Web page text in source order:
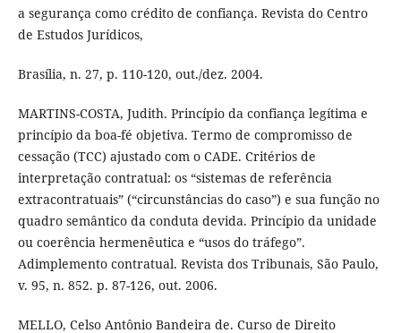
a segurança como crédito de confiança. Revista do Centro
de Estudos Jurídicos,
Brasília, n. 27, p. 110-120, out./dez. 2004.
MARTINS-COSTA, Judith. Princípio da confiança legítima e
princípio da boa-fé objetiva. Termo de compromisso de
cessação (TCC) ajustado com o CADE. Critérios de
interpretação contratual: os “sistemas de referência
extracontratuais” (“circunstâncias do caso”) e sua função no
quadro semântico da conduta devida. Princípio da unidade
ou coerência hermenêutica e “usos do tráfego”.
Adimplemento contratual. Revista dos Tribunais, São Paulo,
v. 95, n. 852. p. 87-126, out. 2006.
MELLO, Celso Antônio Bandeira de. Curso de Direito